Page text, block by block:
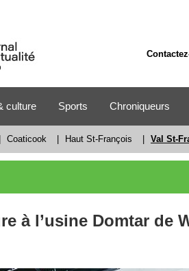
culture Sports Chroniqueurs
Coaticook Haut St-François Val St-
à l’usine Domtar de